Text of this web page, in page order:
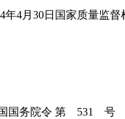
4月30日国家质量监
国务院令 第 531 号